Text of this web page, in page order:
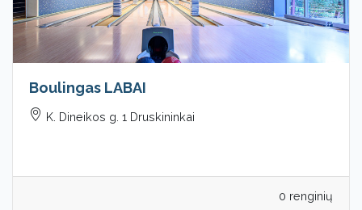
Boulingas LABAI
K. Dineikos g. 1 Druskininkai
0 renginių